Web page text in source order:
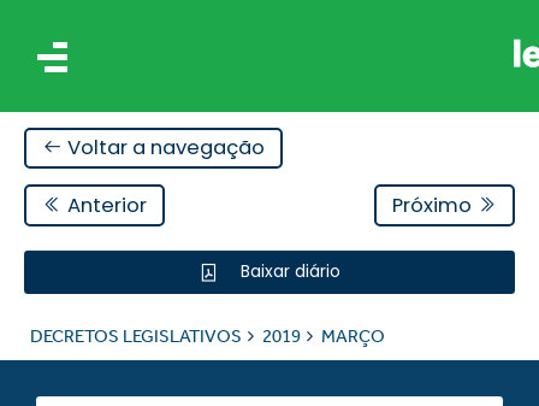
Voltar a navegação
Anterior Próximo
Baixar diário
DECRETOS LEGISLATIVOS 2019 MARÇO